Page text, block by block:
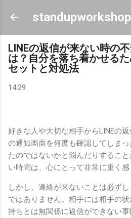
スキップしてメイン コ
LINEの返信が来ない時の
は？自分を落ち着かせる
セットと対処法
14:29
好きな人や大切な相手からLINEの
の通知画面を何度も確認してしま
たのではないかと悩んだりするこ
い時間は、心にとって非常に重く感
しかし、連絡が来ないことは必ず
ではありません。相手には相手の
持ちとは無関係に返信ができない